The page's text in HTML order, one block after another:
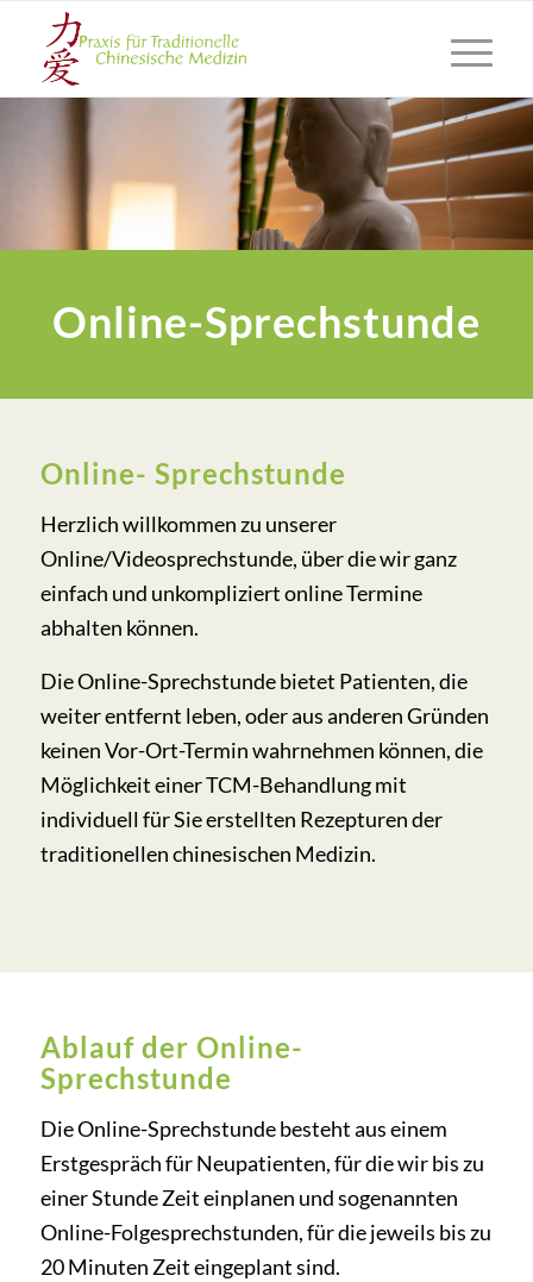
Online-Sprechstunde
Online- Sprechstunde
Herzlich willkommen zu unserer
Online/Videosprechstunde, über die wir ganz
einfach und unkompliziert online Termine
abhalten können.
Die Online-Sprechstunde bietet Patienten, die
weiter entfernt leben, oder aus anderen Gründen
keinen Vor-Ort-Termin wahrnehmen können, die
Möglichkeit einer TCM-Behandlung mit
individuell für Sie erstellten Rezepturen der
traditionellen chinesischen Medizin.
Ablauf der Online-
Sprechstunde
Die Online-Sprechstunde besteht aus einem
Erstgespräch für Neupatienten, für die wir bis zu
einer Stunde Zeit einplanen und sogenannten
Online-Folgesprechstunden, für die jeweils bis zu
20 Minuten Zeit eingeplant sind.